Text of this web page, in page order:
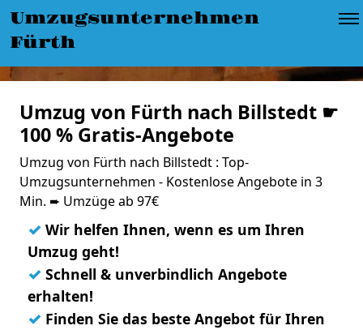
Umzugsunternehmen
Fürth
Umzug von Fürth nach Billstedt ☛
100 % Gratis-Angebote
Umzug von Fürth nach Billstedt : Top-
Umzugsunternehmen - Kostenlose Angebote in 3
Min. ➨ Umzüge ab 97€
✓ Wir helfen Ihnen, wenn es um Ihren
Umzug geht!
✓ Schnell & unverbindlich Angebote
erhalten!
✓ Finden Sie das beste Angebot für Ihren